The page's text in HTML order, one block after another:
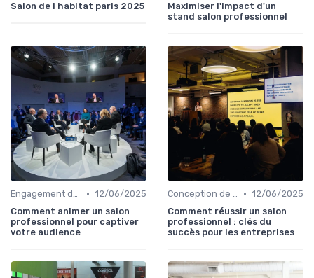
Salon de l habitat paris 2025
Maximiser l'impact d'un
stand salon professionnel
Engagement des Visiteurs et Présentation de Produits • 12/06/2025
Comment animer un salon
professionnel pour captiver
votre audience
Conception de Stand et Présentation • 12/06/2025
Comment réussir un salon
professionnel : clés du
succès pour les entreprises